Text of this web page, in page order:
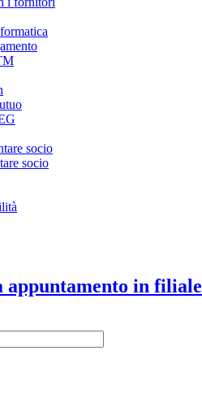
socio
socio
appuntamento in filiale